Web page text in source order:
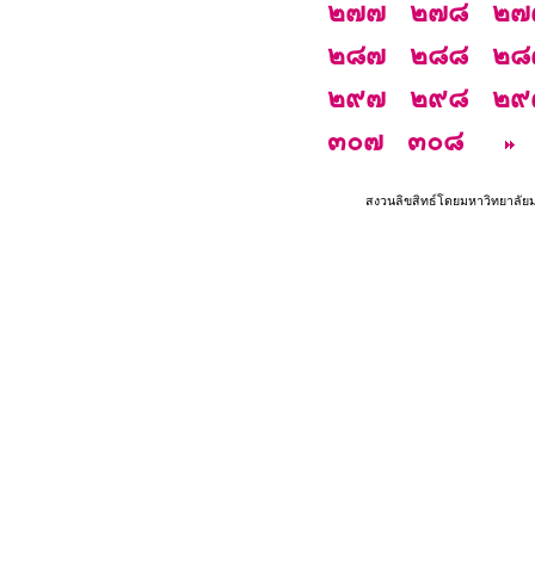
๒๗๗
๒๗๘
๒
๒๘๗
๒๘๘
๒
๒๙๗
๒๙๘
๒
๓๐๗
๓๐๘
สงวนลิขสิทธ์โดยมหาวิทยาลั